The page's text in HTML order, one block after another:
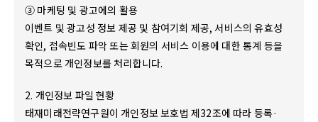
③ 마케팅 및 광고에의 활용
이벤트 및 광고성 정보 제공 및 참여기회 제공, 서비스의 유효성
확인, 접속빈도 파악 또는 회원의 서비스 이용에 대한 통계 등을
목적으로 개인정보를 처리합니다.
2. 개인정보 파일 현황
태재미래전략연구원이 개인정보 보호법 제32조에 따라 등록·